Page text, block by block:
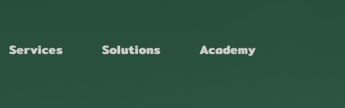
Services Solutions Academy